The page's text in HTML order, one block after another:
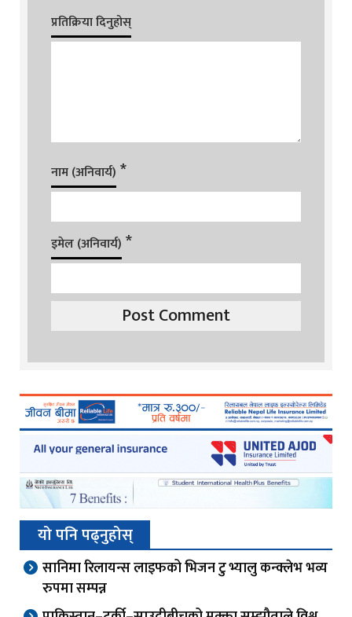
प्रतिक्रिया दिनुहोस्
नाम (अनिवार्य) *
इमेल (अनिवार्य) *
यो पनि पढ्नुहोस्
सानिमा रिलायन्स लाइफको भिजन टु भ्यालु कन्क्लेभ भव्य
रुपमा सम्पन्न